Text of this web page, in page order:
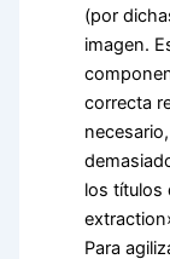
(por
imagen.
correcta
los títulos
Para